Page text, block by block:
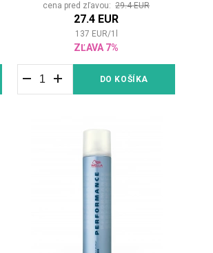
cena pred zľavou:29.4 EUR
27.4 EUR
137 EUR/1
ZĽAVA 7%
DO KOŠÍKA